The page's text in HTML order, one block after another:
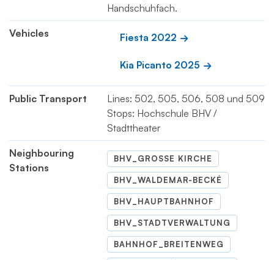
Handschuhfach.
Vehicles Fiesta 2022
Kia Picanto 2025
Public Transport
Lines: 502, 505, 506, 508 und 509
Stops: Hochschule BHV /
Stadttheater
Neighbouring
Stations
BHV_GROSSE KIRCHE
BHV_WALDEMAR-BECKÉ
BHV_HAUPTBAHNHOF
BHV_STADTVERWALTUNG
BAHNHOF_BREITENWEG